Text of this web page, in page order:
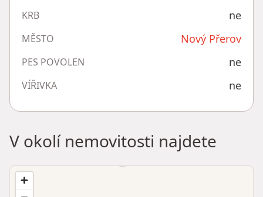
KRB ne
MĚSTO Nový Přerov
PES POVOLEN ne
VÍŘIVKA ne
V okolí nemovitosti najdete